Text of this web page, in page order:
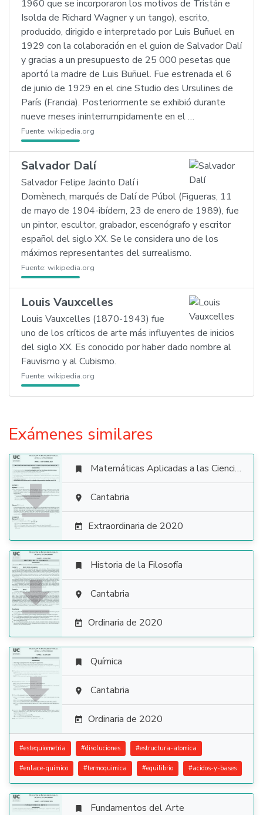
1960 que se incorporaron los motivos de Tristán e
Isolda de Richard Wagner y un tango), escrito,
producido, dirigido e interpretado por Luis Buñuel en
1929 con la colaboración en el guion de Salvador Dalí
y gracias a un presupuesto de 25 000 pesetas que
aportó la madre de Luis Buñuel. Fue estrenada el 6
de junio de 1929 en el cine Studio des Ursulines de
París (Francia). Posteriormente se exhibió durante
nueve meses ininterrumpidamente en el …
Fuente: wikipedia.org
Salvador Dalí
Salvador Felipe Jacinto Dalí i
Domènech, marqués de Dalí de Púbol (Figueras, 11
de mayo de 1904-ibídem, 23 de enero de 1989), fue
un pintor, escultor, grabador, escenógrafo y escritor
español del siglo XX. Se le considera uno de los
máximos representantes del surrealismo.
Fuente: wikipedia.org
Louis Vauxcelles
Louis Vauxcelles (1870-1943) fue
uno de los críticos de arte más influyentes de inicios
del siglo XX. Es conocido por haber dado nombre al
Fauvismo y al Cubismo.
Fuente: wikipedia.org
Exámenes similares

 Matemáticas Aplicadas a las Ciencias Sociales
 Cantabria
 Extraordinaria de 2020

 Historia de la Filosofía
 Cantabria
 Ordinaria de 2020

 Química
 Cantabria
 Ordinaria de 2020
#estequiometria #disoluciones #estructura-atomica
#enlace-quimico #termoquimica #equilibrio #acidos-y-bases
 Fundamentos del Arte